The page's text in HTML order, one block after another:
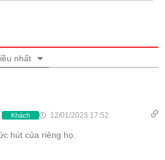
nhất
Khách 12/01/2023 17:52
hút của riêng họ.